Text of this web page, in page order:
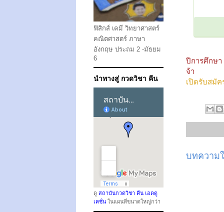
ปีการศึกษา
จ้า
เปิดรับสมัค
บทความ
ฟิสิกส์ เคมี วิทยาศาสตร์
คณิตศาสตร์ ภาษา
อังกฤษ ประถม 2 -มัธยม
6
นำทางสู่ กวดวิชา คีน
ดู สถาบันกวดวิชา คีน เอดดู
เคชั่น ในแผนที่ขนาดใหญ่กว่า